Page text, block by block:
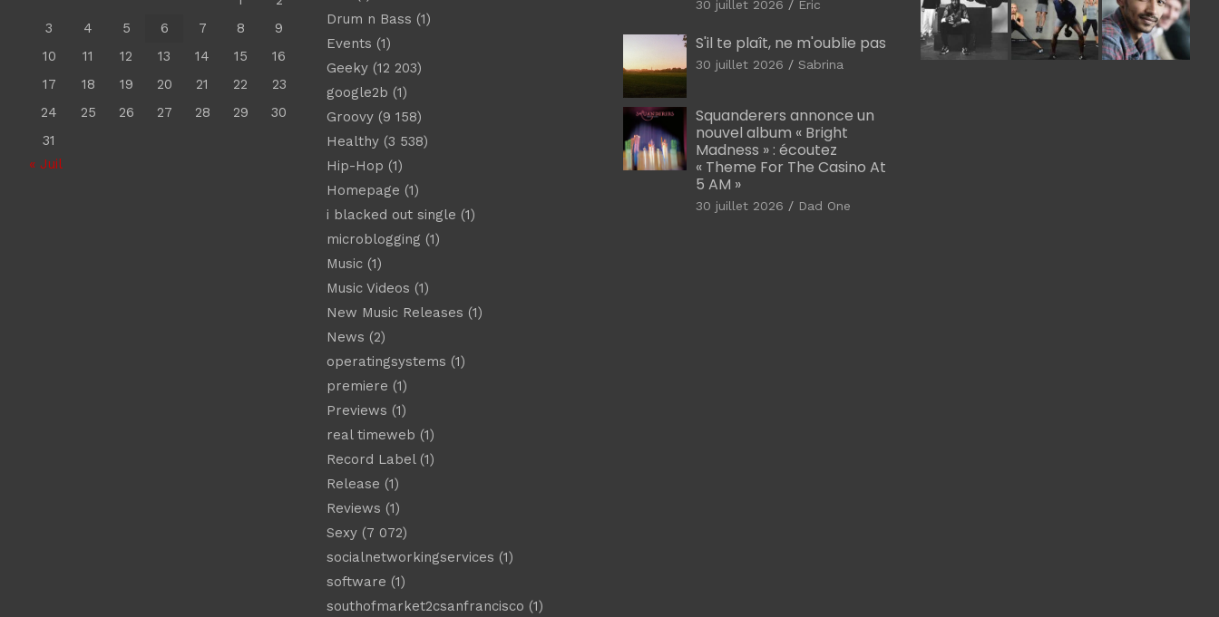
3
4 5 6 7 8
9
10
11 12 13 14 15
16
17
18 19 20 21 22
23
24
25 26 27 28 29
30
31
« Juil
Drum n Bass (1)
Events (1)
Geeky(12 203)
google2b (1)
Groovy(9 158)
Healthy(3 538)
Hip-Hop (1)
Homepage (1)
i blacked out single (1)
microblogging (1)
Music(1)
Music Videos (1)
New Music Releases (1)
News (2)
operatingsystems (1)
premiere (1)
Previews (1)
real timeweb (1)
Record Label(1)
Release (1)
Reviews (1)
Sexy(7 072)
socialnetworkingservices (1)
software (1)
southofmarket2csanfrancisco (1)
30 juillet 2026 Eric
S'il te plaît, ne m'oublie pas
30 juillet 2026 Sabrina
Squanderers annonce un
nouvel album « Bright
Madness » : écoutez
« Theme For The Casino At
5 AM »
30 juillet 2026 Dad One